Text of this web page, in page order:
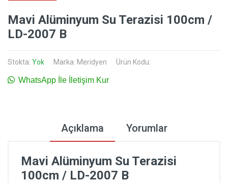
Mavi Alüminyum Su Terazisi 100cm /
LD-2007 B
Stokta: Yok Marka: Meridyen Ürün Kodu:
WhatsApp İle İletişim Kur
Açıklama Yorumlar
Mavi Alüminyum Su Terazisi
100cm / LD-2007 B